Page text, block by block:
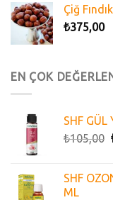
Çiğ
₺375,00
EN ÇOK
SHF GÜL
₺105,00
SHF
ML